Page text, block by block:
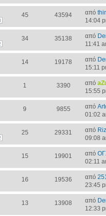
45 43594 από
14:04
34 35138 από
11:41
14 19178 από
15:11
1 3390 από
15:55
9 9855 από
01:02
25 29331 από
09:08
15 19901 από
02:11
16 19536 από
23:45
13 13908 από
12:33